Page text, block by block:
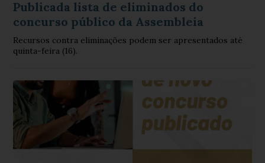
Publicada lista de eliminados do
concurso público da Assembleia
Recursos contra eliminações podem ser apresentados até
quinta-feira (16).